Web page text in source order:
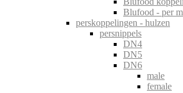
Blufood - per
perskoppelingen - hulzen
persnippels
DN4
DN5
DN6
male
female